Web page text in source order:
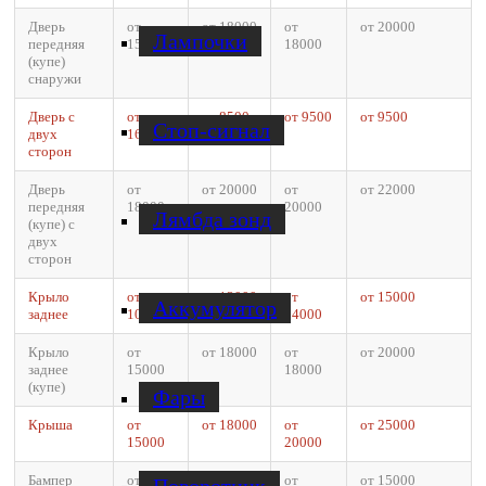
Лампочки
Стоп-сигнал
Лямбда зонд
Аккумулятор
Фары
Дверь
передняя
(купе)
снаружи
от
15000
от 18000
от
18000
от 20000
Дверь с
двух
сторон
от
16000
от 8500 от 9500 от 9500
Дверь
передняя
(купе) с
двух
сторон
от
18000
от 20000
от
20000
от 22000
Крыло
заднее
от
10000
от 13000
от
14000
от 15000
Крыло
заднее
(купе)
от
15000
от 18000
от
18000
от 20000
Крыша
от
15000
от 18000
от
20000
от 25000
Бампер
от
от 13000
от
от 15000